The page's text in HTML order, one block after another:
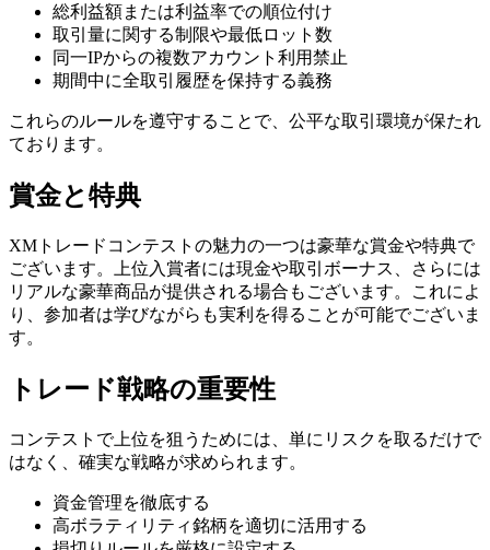
総利益額または利益率での順位付け
取引量に関する制限や最低ロット数
同一IPからの複数アカウント利用禁止
期間中に全取引履歴を保持する義務
これらのルールを遵守することで、公平な取引環境が保たれ
ております。
賞金と特典
XMトレードコンテストの魅力の一つは豪華な賞金や特典で
ございます。上位入賞者には現金や取引ボーナス、さらには
リアルな豪華商品が提供される場合もございます。これによ
り、参加者は学びながらも実利を得ることが可能でございま
す。
トレード戦略の重要性
コンテストで上位を狙うためには、単にリスクを取るだけで
はなく、確実な戦略が求められます。
資金管理を徹底する
高ボラティリティ銘柄を適切に活用する